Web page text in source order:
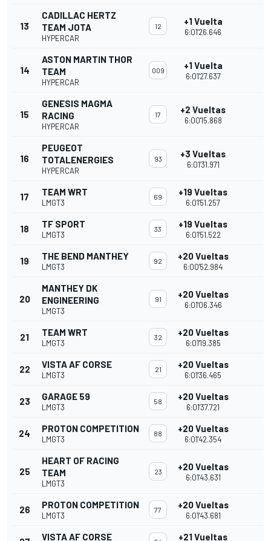
13
CADILLAC HERTZ
TEAM JOTA
HYPERCAR
12 +1 Vuelta
6:01'26.646
14
ASTON MARTIN THOR
TEAM
HYPERCAR
009 +1 Vuelta
6:01'27.637
15
GENESIS MAGMA
RACING
HYPERCAR
17 +2 Vueltas
6:00'15.868
16
PEUGEOT
TOTALENERGIES
HYPERCAR
93 +3 Vueltas
6:01'31.971
17 TEAM WRT
LMGT3
69 +19 Vueltas
6:01'51.257
18 TF SPORT
LMGT3
33 +19 Vueltas
6:01'51.522
19 THE BEND MANTHEY
LMGT3
92 +20 Vueltas
6:00'52.984
20
MANTHEY DK
ENGINEERING
LMGT3
91 +20 Vueltas
6:01'06.346
21 TEAM WRT
LMGT3
32 +20 Vueltas
6:01'19.385
22 VISTA AF CORSE
LMGT3
21 +20 Vueltas
6:01'36.465
23 GARAGE 59
LMGT3
58 +20 Vueltas
6:01'37.721
24 PROTON COMPETITION
LMGT3
88 +20 Vueltas
6:01'42.354
25
HEART OF RACING
TEAM
LMGT3
23 +20 Vueltas
6:01'43.631
26 PROTON COMPETITION
LMGT3
77 +20 Vueltas
6:01'43.681
VISTA AF CORSE +21 Vueltas